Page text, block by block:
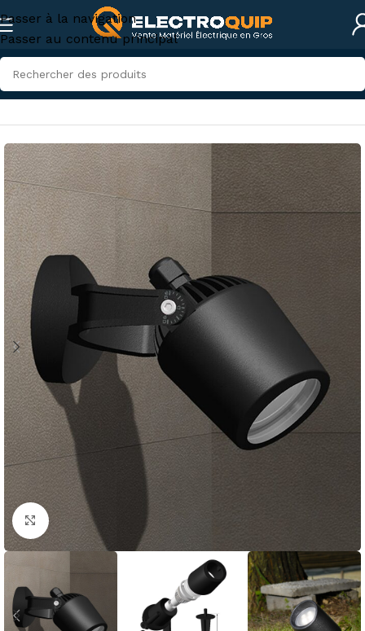
Passer à la navigation
Passer au contenu principal
Accueil/Eclairage/Lampes et spots
Cliquez pour agrandir